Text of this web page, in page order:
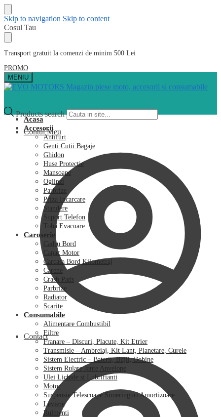
Skip to navigation Skip to content
Cosul Tau
Transport gratuit la comenzi de minim 500 Lei
PROMO
MENIU
Products search
Contul Meu
Contact
Acasa
Accesorii
Antifurt
Genti Cutii Bagaje
Ghidon
Huse Protectie
Mansoane
Oglinzi
Parbrize
Priza Incarcare
Standere
Suport Telefon
Toba Evacuare
Caroserie
Cadru Bord
Capac Motor
Carcasa Bord Kilometraj
Carene
Crash Pads
Parbrize
Radiator
Scarite
Consumabile
Alimentare Combustibil
Filtre
Franare – Discuri, Placute, Kit Etrier
Transmisie – Ambreiaj, Kit Lant, Planetare, Curele
Sistem Electric – Baterii, Bujii, Bobine
Sistem Rulare Jante Anvelope
Ulei Lichide si Lubrifianti
Motor
Suspensie Telescoape Simeringuri Amortizoare
Leviere
Rulmenti